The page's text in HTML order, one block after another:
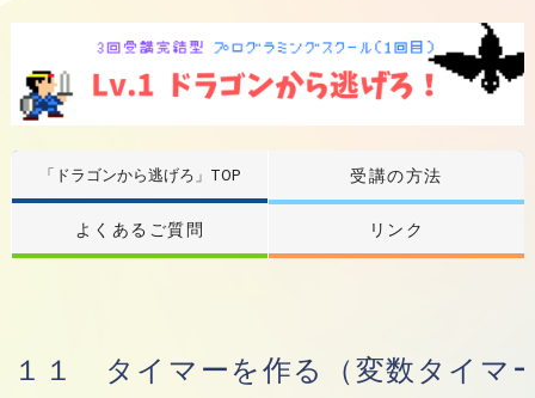
「ドラゴンから逃げろ」TOP 受講の方法
よくあるご質問 リンク
１１ タイマーを作る（変数タイマ